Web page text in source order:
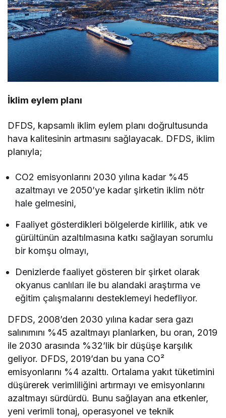
İklim eylem planı
DFDS, kapsamlı iklim eylem planı doğrultusunda
hava kalitesinin artmasını sağlayacak. DFDS, iklim
planıyla;
CO2 emisyonlarını 2030 yılına kadar %45
azaltmayı ve 2050’ye kadar şirketin iklim nötr
hale gelmesini,
Faaliyet gösterdikleri bölgelerde kirlilik, atık ve
gürültünün azaltılmasına katkı sağlayan sorumlu
bir komşu olmayı,
Denizlerde faaliyet gösteren bir şirket olarak
okyanus canlıları ile bu alandaki araştırma ve
eğitim çalışmalarını desteklemeyi hedefliyor.
DFDS, 2008’den 2030 yılına kadar sera gazı
salınımını %45 azaltmayı planlarken, bu oran, 2019
ile 2030 arasında %32’lik bir düşüşe karşılık
geliyor. DFDS, 2019’dan bu yana CO²
emisyonlarını %4 azalttı. Ortalama yakıt tüketimini
düşürerek verimliliğini artırmayı ve emisyonlarını
azaltmayı sürdürdü. Bunu sağlayan ana etkenler,
yeni verimli tonaj, operasyonel ve teknik